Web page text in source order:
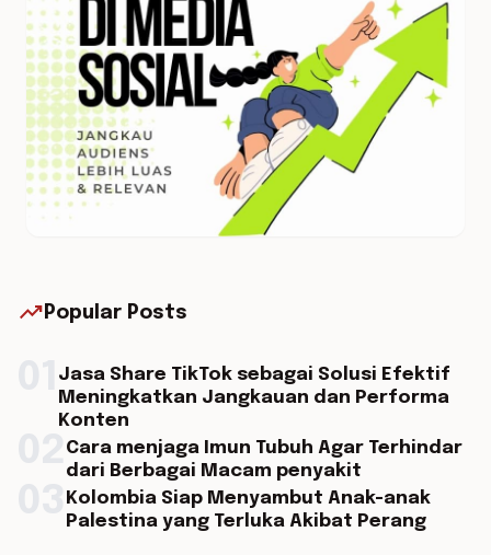
trending_up Popular Posts
Jasa Share TikTok sebagai Solusi Efektif
Meningkatkan Jangkauan dan Performa
Konten
Cara menjaga Imun Tubuh Agar Terhindar
dari Berbagai Macam penyakit
Kolombia Siap Menyambut Anak-anak
Palestina yang Terluka Akibat Perang